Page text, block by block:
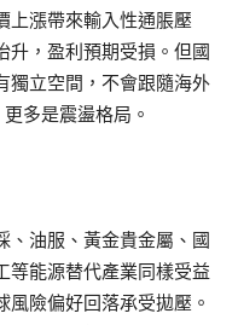
上漲帶來輸入性通脹壓
升，盈利預期受損。但國
獨立空間，不會跟隨海外
多是震盪格局。
、油服、黃金貴金屬、國
等能源替代產業同樣受益
險偏好回落承受拋壓。